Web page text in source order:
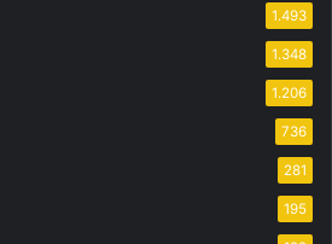
1.493
1.348
1.206
736
281
195